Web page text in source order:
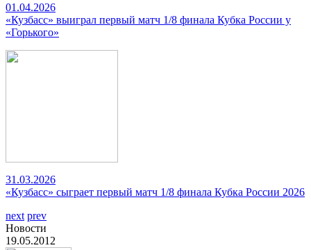
01.04.2026
«Кузбасс» выиграл первый матч 1/8 финала Кубка России у
«Горького»
31.03.2026
«Кузбасс» сыграет первый матч 1/8 финала Кубка России 2026
next prev
Новости
19.05.2012